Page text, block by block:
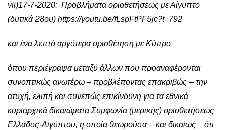
vii)17-7-2020: Προβλήματα οριοθετήσεως με Αίγυπτο
(δυτικά 28ου) https://youtu.be/fLspFtPF5jc?t=792
και ένα λεπτό αργότερα οριοθέτηση με Κύπρο
όπου περιέγραψα μεταξύ άλλων που προαναφέρονται
συνοπτικώς ανωτέρω – προβλέποντας επακριβώς – την
ατυχή, ελιπή και συνεπώς επικίνδυνη για τα εθνικά
κυριαρχικά δικαιώματα Συμφωνία (μερικής) οριοθετήσεως
Ελλάδος-Αιγύπτου, η οποία θεωρούσα – και δικαίως – ότι